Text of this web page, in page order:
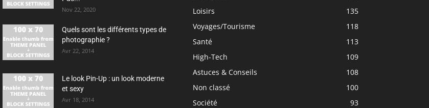
Nov 22, 2020
Quels sont les différents types de
photographie ?
Avr 22, 2014
Le look Pin-Up : un look moderne
et sexy
Avr 18, 2014
Loisirs
135
Voyages/Tourisme
118
Santé
113
High-Tech
109
Astuces & Conseils
108
Non classé
100
Société
93